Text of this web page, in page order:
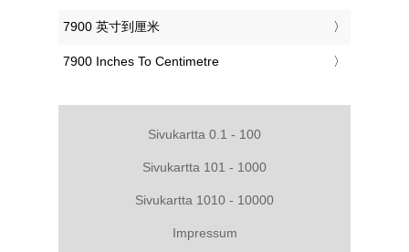
‎7900 英寸到厘米
‎7900 Inches To Centimetre
Sivukartta 0.1 - 100
Sivukartta 101 - 1000
Sivukartta 1010 - 10000
Impressum